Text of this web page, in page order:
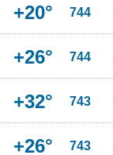
+20° 744
+26° 744
+32° 743
+26° 743